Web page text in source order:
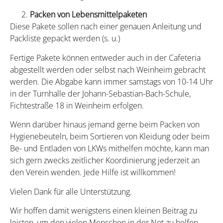
Packen von Lebensmittelpaketen
Diese Pakete sollen nach einer genauen Anleitung und
Packliste gepackt werden (s. u.)
Fertige Pakete können entweder auch in der Cafeteria
abgestellt werden oder selbst nach Weinheim gebracht
werden. Die Abgabe kann immer samstags von 10-14 Uhr
in der Turnhalle der Johann-Sebastian-Bach-Schule,
Fichtestraße 18 in Weinheim erfolgen.
Wenn darüber hinaus jemand gerne beim Packen von
Hygienebeuteln, beim Sortieren von Kleidung oder beim
Be- und Entladen von LKWs mithelfen möchte, kann man
sich gern zwecks zeitlicher Koordinierung jederzeit an
den Verein wenden. Jede Hilfe ist willkommen!
Vielen Dank für alle Unterstützung.
Wir hoffen damit wenigstens einen kleinen Beitrag zu